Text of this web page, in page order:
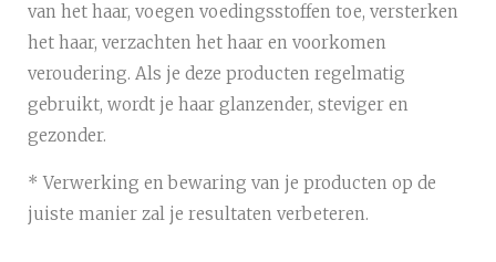
van het haar, voegen voedingsstoffen toe, versterken
het haar, verzachten het haar en voorkomen
veroudering. Als je deze producten regelmatig
gebruikt, wordt je haar glanzender, steviger en
gezonder.
* Verwerking en bewaring van je producten op de
juiste manier zal je resultaten verbeteren.